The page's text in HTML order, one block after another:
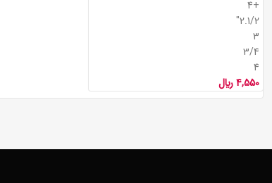
+4
2.1/2"
3
3/4
4
4,550﷼